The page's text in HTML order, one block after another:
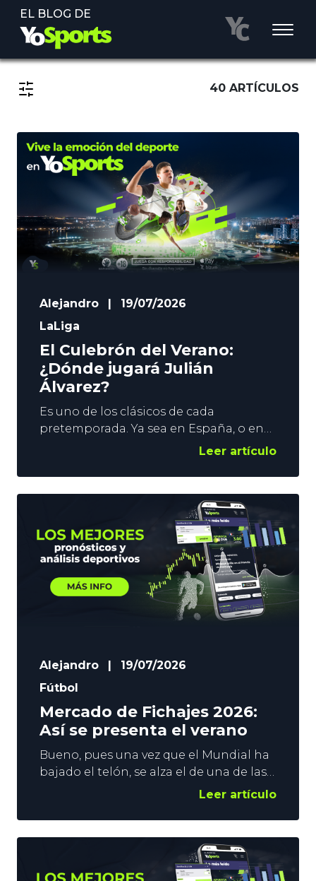
EL BLOG DE
40 ARTÍCULOS
Alejandro |
19/07/2026
LaLiga
El Culebrón del Verano:
¿Dónde jugará Julián
Álvarez?
Es uno de los clásicos de cada
pretemporada. Ya sea en España, o en
alguna de las Grandes Ligas Europeas,
año tras año. El Culebrón del Verano.
No, no es una telenovela. Nos referimos,
claro está, al típico fichaje que tiene a
los aficionados al fútbol y a
Leer artículo
Alejandro |
19/07/2026
Fútbol
Mercado de Fichajes 2026:
Así se presenta el verano
Bueno, pues una vez que el Mundial ha
bajado el telón, se alza el de una de las
representaciones fijas de cada verano.
protagonismos en el Planeta Fútbol.
Ojo, Real Madrid y Barcelona, por
ejemplo, ya han firmado jugadores,
pero aún queda mucha tela que cortar,
Leer artículo